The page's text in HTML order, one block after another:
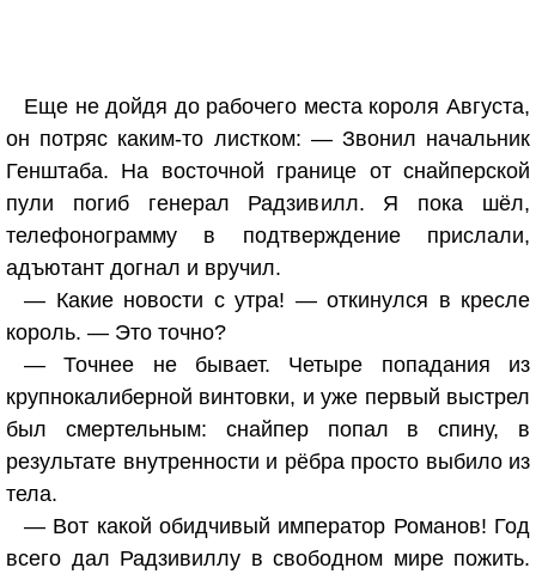
Еще не дойдя до рабочего места короля Августа,
он потряс каким-то листком: — Звонил начальник
Генштаба. На восточной границе от снайперской
пули погиб генерал Радзивилл. Я пока шёл,
телефонограмму в подтверждение прислали,
адъютант догнал и вручил.
— Какие новости с утра! — откинулся в кресле
король. — Это точно?
— Точнее не бывает. Четыре попадания из
крупнокалиберной винтовки, и уже первый выстрел
был смертельным: снайпер попал в спину, в
результате внутренности и рёбра просто выбило из
тела.
— Вот какой обидчивый император Романов! Год
всего дал Радзивиллу в свободном мире пожить.